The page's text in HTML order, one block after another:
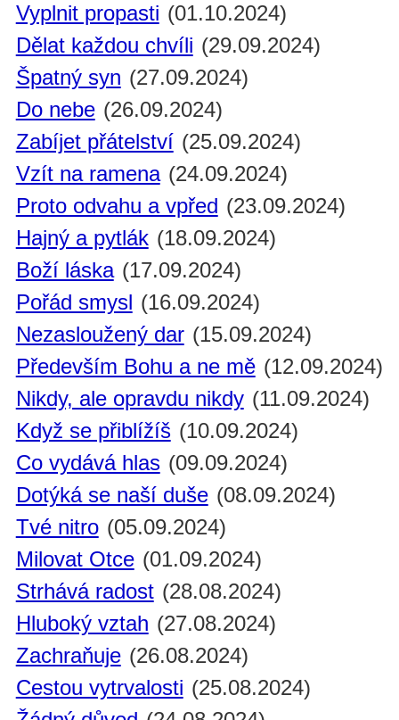
Vyplnit propasti (01.10.2024)
Dělat každou chvíli (29.09.2024)
Špatný syn (27.09.2024)
Do nebe (26.09.2024)
Zabíjet přátelství (25.09.2024)
Vzít na ramena (24.09.2024)
Proto odvahu a vpřed (23.09.2024)
Hajný a pytlák (18.09.2024)
Boží láska (17.09.2024)
Pořád smysl (16.09.2024)
Nezasloužený dar (15.09.2024)
Především Bohu a ne mě (12.09.2024)
Nikdy, ale opravdu nikdy (11.09.2024)
Když se přiblížíš (10.09.2024)
Co vydává hlas (09.09.2024)
Dotýká se naší duše (08.09.2024)
Tvé nitro (05.09.2024)
Milovat Otce (01.09.2024)
Strhává radost (28.08.2024)
Hluboký vztah (27.08.2024)
Zachraňuje (26.08.2024)
Cestou vytrvalosti (25.08.2024)